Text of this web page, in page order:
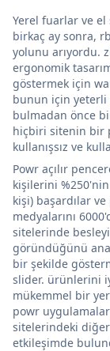
Yerel fuarlar ve
birkaç ay sonra,
yolunu arıyordu.
ergonomik
göstermek için
bunun için yeterli
bulmadan önce
hiçbiri sitenin bir
kullanışsız ve
Powr açılır
kişilerini
kişi) başardılar
medyalarını
sitelerinde
göründüğünü
bir şekilde
slider. ürünlerini
mükemmel bir
powr
sitelerindeki
etkileşimde